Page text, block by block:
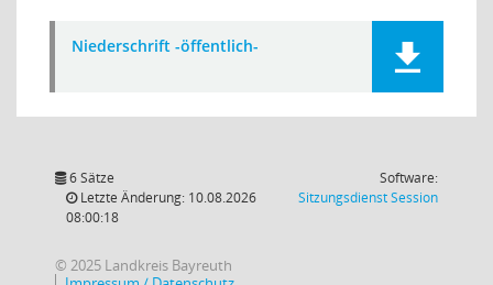
Niederschrift -öffentlich-
6 Sätze
Letzte Änderung: 10.08.2026
08:00:18
Software:
SitzungsdienstSession(Wird in
© 2025 Landkreis Bayreuth